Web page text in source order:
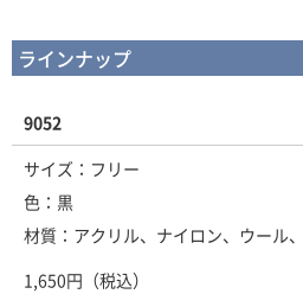
ラインナップ
9052
サイズ：フリー
色：黒
材質：アクリル、ナイロン、ウール
1,650円（税込）